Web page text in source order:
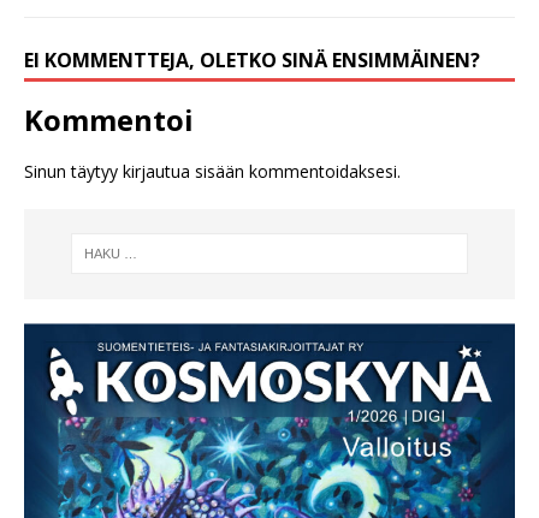
EI KOMMENTTEJA, OLETKO SINÄ ENSIMMÄINEN?
Kommentoi
Sinun täytyy kirjautua sisään kommentoidaksesi.